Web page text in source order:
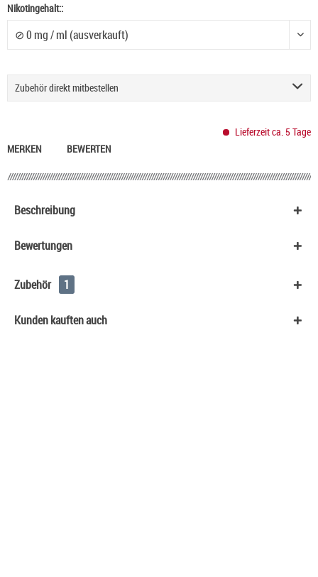
Nikotingehalt::
Zubehör direkt mitbestellen
Lieferzeit ca. 5 Tage
MERKEN
BEWERTEN
Beschreibung
Bewertungen
Zubehör 1
Kunden kauften auch